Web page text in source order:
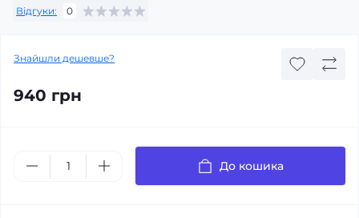
Відгуки: 0
Знайшли дешевше?
940 грн
До кошика